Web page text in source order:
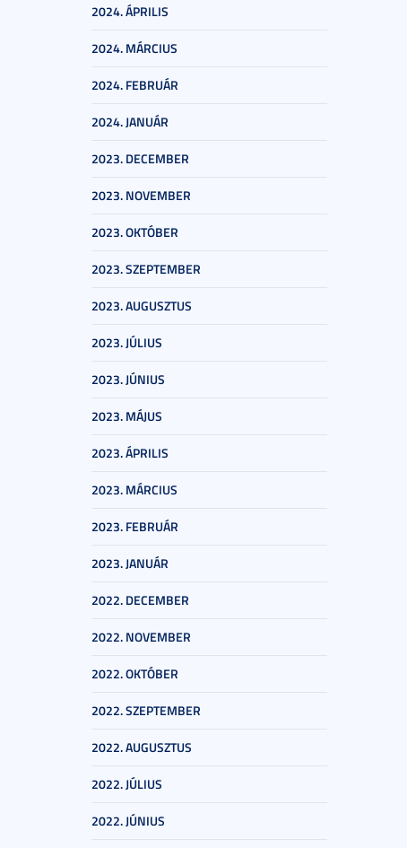
2024. ÁPRILIS
2024. MÁRCIUS
2024. FEBRUÁR
2024. JANUÁR
2023. DECEMBER
2023. NOVEMBER
2023. OKTÓBER
2023. SZEPTEMBER
2023. AUGUSZTUS
2023. JÚLIUS
2023. JÚNIUS
2023. MÁJUS
2023. ÁPRILIS
2023. MÁRCIUS
2023. FEBRUÁR
2023. JANUÁR
2022. DECEMBER
2022. NOVEMBER
2022. OKTÓBER
2022. SZEPTEMBER
2022. AUGUSZTUS
2022. JÚLIUS
2022. JÚNIUS